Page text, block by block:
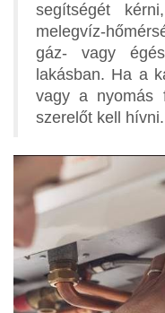
segítségét
melegvíz-
gáz- vagy
lakásban. Ha a
vagy a nyomás
szerelőt kell hívni.